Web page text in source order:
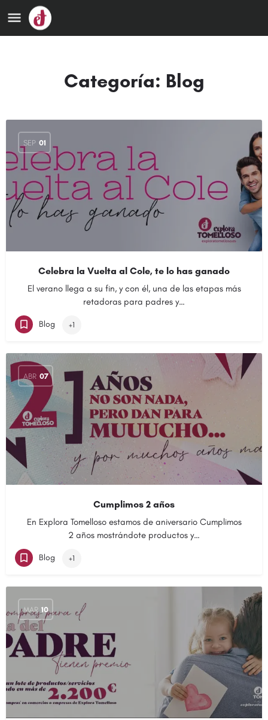
Categoría: Blog
SEP 01
Celebra la Vuelta al Cole, te lo has ganado
El verano llega a su fin, y con él, una de las etapas más
retadoras para padres y…
Blog +1
ABR 07
Cumplimos 2 años
En Explora Tomelloso estamos de aniversario Cumplimos
2 años mostrándote productos y…
Blog +1
MAR 10